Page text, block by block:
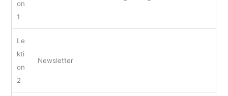
on
1
Le
kti
on
2
Newsletter